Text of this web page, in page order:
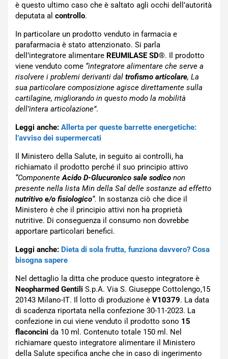
è questo ultimo caso che è saltato agli occhi dell’autorità
deputata al controllo.
In particolare un prodotto venduto in farmacia e
parafarmacia è stato attenzionato. Si parla
dell’integratore alimentare REUMILASE SD®. Il prodotto
viene venduto come “integratore alimentare che serve a
risolvere i problemi derivanti dal trofismo articolare, La
sua particolare composizione agisce direttamente sulla
cartilagine, migliorando in questo modo la mobilità
dell’intera articolazione”.
Leggi anche: Allerta per queste barrette energetiche:
l’avviso dei supermercati
Il Ministero della Salute, in seguito ai controlli, ha
richiamato il prodotto perché il suo principio attivo
“ComponenteAcido D-Glucuronico sale sodico non
presente nella lista Min della Sal delle sostanze ad effetto
nutritivo e/o fisiologico“.
In sostanza ciò che dice il
Ministero è che il principio attivi non ha proprietà
nutritive. Di conseguenza il consumo non dovrebbe
apportare particolari benefici.
Leggi anche: Dieta di sola frutta, funziona davvero? Cosa
bisogna sapere
Nel dettaglio la ditta che produce questo integratore è
Neopharmed Gentili S.p.A. Via S. Giuseppe Cottolengo,15
20143 Milano-IT. Il lotto di produzione è V10379. La data
di scadenza riportata nella confezione 30-11-2023. La
confezione in cui viene venduto il prodotto sono 15
flaconcini da 10 ml. Contenuto totale 150 ml . Nel
richiamare questo integratore alimentare il Ministero
della Salute specifica anche che in caso di ingerimento